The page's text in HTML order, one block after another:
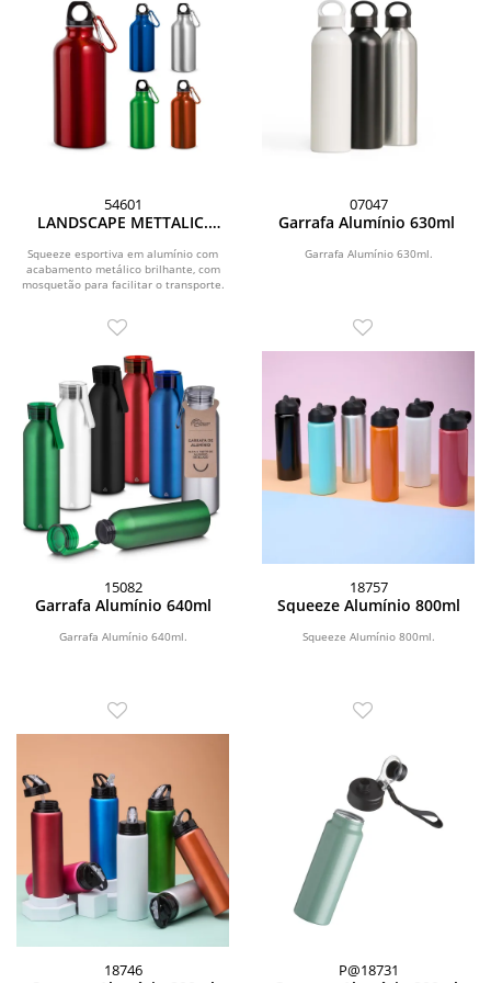
54601
LANDSCAPE METTALIC.
alumínio com acabamento
metálico (400 mL)
Squeeze esportiva em alumínio com
acabamento metálico brilhante, com
mosquetão para facilitar o transporte.
07047
Garrafa Alumínio 630ml
Garrafa Alumínio 630ml.
15082
Garrafa Alumínio 640ml
Garrafa Alumínio 640ml.
18757
Squeeze Alumínio 800ml
Squeeze Alumínio 800ml.
18746 P@18731